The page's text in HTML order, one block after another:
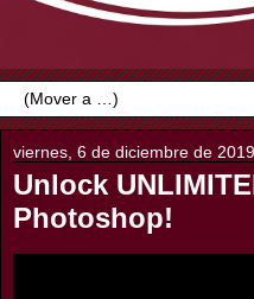
viernes, 6 de diciembre de 2019
Unlock
Photoshop!